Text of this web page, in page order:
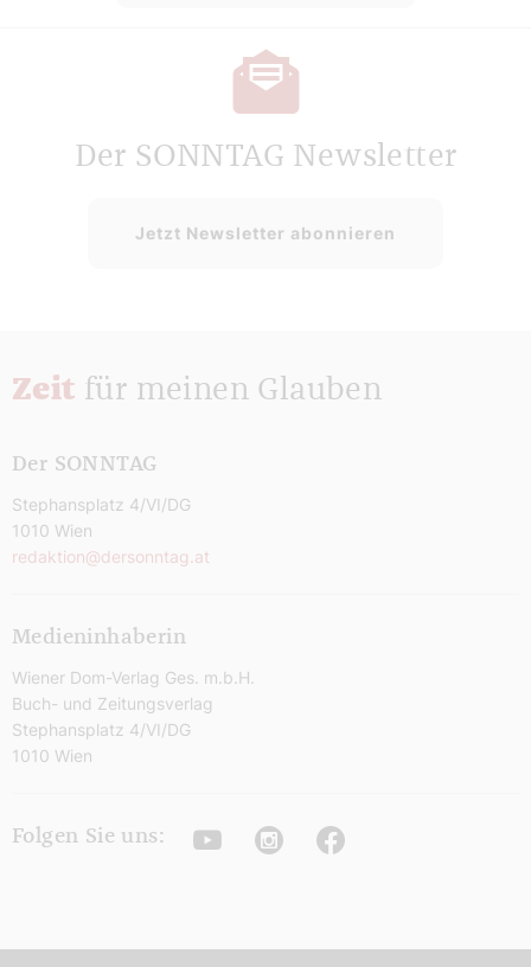
Der SONNTAG Newsletter
Jetzt Newsletter abonnieren
Zeit für meinen Glauben
Der SONNTAG
Stephansplatz 4/VI/DG
1010 Wien
redaktion@dersonntag.at
Medieninhaberin
Wiener Dom-Verlag Ges. m.b.H.
Buch- und Zeitungsverlag
Stephansplatz 4/VI/DG
1010 Wien
Folgen Sie uns: YoutubeInstagramFacebook